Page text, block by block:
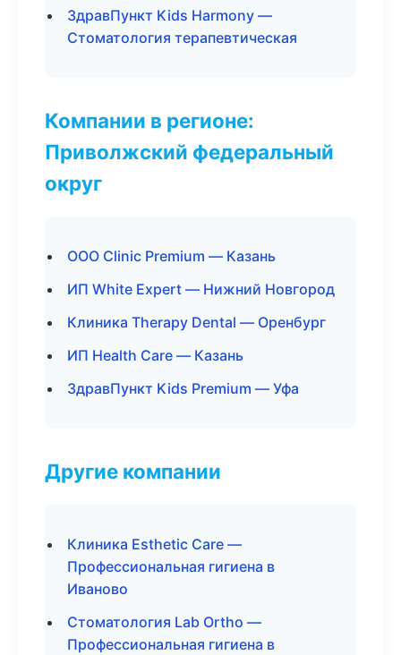
ЗдравПункт Kids Harmony —
Стоматология терапевтическая
Компании в регионе:
Приволжский федеральный
округ
ООО Clinic Premium — Казань
ИП White Expert — Нижний Новгород
Клиника Therapy Dental — Оренбург
ИП Health Care — Казань
ЗдравПункт Kids Premium — Уфа
Другие компании
Клиника Esthetic Care —
Профессиональная гигиена в
Иваново
Стоматология Lab Ortho —
Профессиональная гигиена в